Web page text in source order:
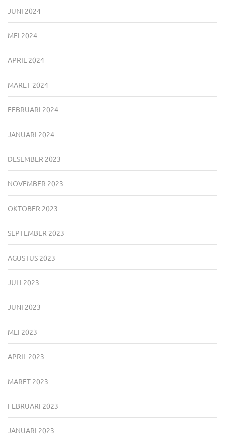
JUNI 2024
MEI 2024
APRIL 2024
MARET 2024
FEBRUARI 2024
JANUARI 2024
DESEMBER 2023
NOVEMBER 2023
OKTOBER 2023
SEPTEMBER 2023
AGUSTUS 2023
JULI 2023
JUNI 2023
MEI 2023
APRIL 2023
MARET 2023
FEBRUARI 2023
JANUARI 2023